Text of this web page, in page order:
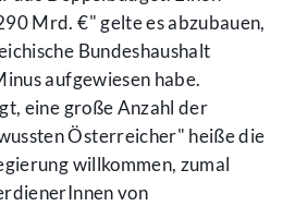
Mrd. €" gelte es abzubauen,
Bundeshaushalt
aufgewiesen habe.
eine große Anzahl der
Österreicher" heiße die
willkommen, zumal
von